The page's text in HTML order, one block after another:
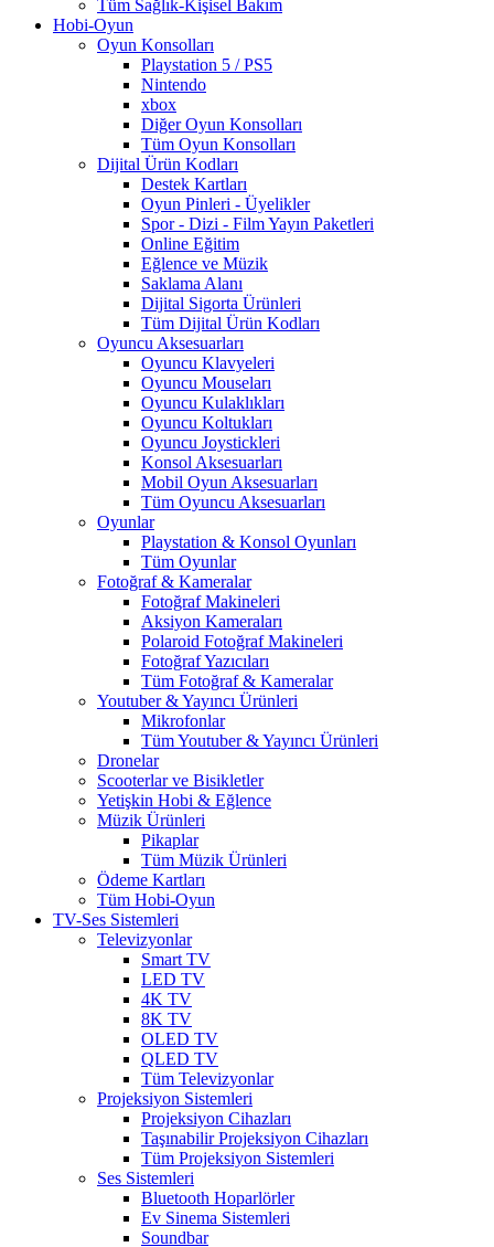
Tüm Sağlık-Kişisel Bakım
Hobi-Oyun
Oyun Konsolları
Playstation 5 / PS5
Nintendo
xbox
Diğer Oyun Konsolları
Tüm Oyun Konsolları
Dijital Ürün Kodları
Destek Kartları
Oyun Pinleri - Üyelikler
Spor - Dizi - Film Yayın Paketleri
Online Eğitim
Eğlence ve Müzik
Saklama Alanı
Dijital Sigorta Ürünleri
Tüm Dijital Ürün Kodları
Oyuncu Aksesuarları
Oyuncu Klavyeleri
Oyuncu Mouseları
Oyuncu Kulaklıkları
Oyuncu Koltukları
Oyuncu Joystickleri
Konsol Aksesuarları
Mobil Oyun Aksesuarları
Tüm Oyuncu Aksesuarları
Oyunlar
Playstation & Konsol Oyunları
Tüm Oyunlar
Fotoğraf & Kameralar
Fotoğraf Makineleri
Aksiyon Kameraları
Polaroid Fotoğraf Makineleri
Fotoğraf Yazıcıları
Tüm Fotoğraf & Kameralar
Youtuber & Yayıncı Ürünleri
Mikrofonlar
Tüm Youtuber & Yayıncı Ürünleri
Dronelar
Scooterlar ve Bisikletler
Yetişkin Hobi & Eğlence
Müzik Ürünleri
Pikaplar
Tüm Müzik Ürünleri
Ödeme Kartları
Tüm Hobi-Oyun
TV-Ses Sistemleri
Televizyonlar
Smart TV
LED TV
4K TV
8K TV
OLED TV
QLED TV
Tüm Televizyonlar
Projeksiyon Sistemleri
Projeksiyon Cihazları
Taşınabilir Projeksiyon Cihazları
Tüm Projeksiyon Sistemleri
Ses Sistemleri
Bluetooth Hoparlörler
Ev Sinema Sistemleri
Soundbar